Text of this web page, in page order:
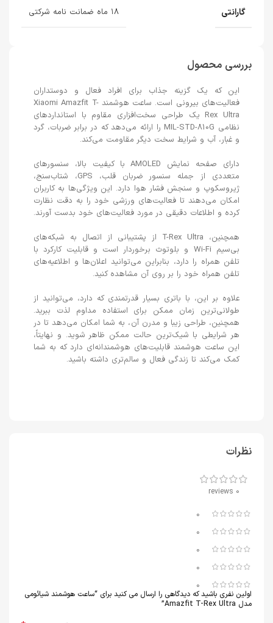
گارانتی ۱۸ ماه ضمانت نامه شرکتی
بررسی محصول
این که یک گزینه جذاب برای افراد فعال و دوستداران
فعالیت‌های بیرونی است. ساعت هوشمند Xiaomi Amazfit T-
Rex Ultra یک طراحی سخت‌افزاری مقاوم با استانداردهای
نظامی MIL-STD-810G را ارائه می‌دهد که در برابر ضربات، گرد
و غبار، آب و شرایط سخت دیگر مقاومت می‌کند.
دارای صفحه نمایش AMOLED با کیفیت بالا، سنسورهای
متعددی از جمله سنسور ضربان قلب، GPS، شتاب‌سنج،
ژیروسکوپ و سنجش فشار هوا دارد. این ویژگی‌ها به کاربران
امکان می‌دهند تا فعالیت‌های ورزشی خود را به دقت نظارت
کرده و اطلاعات دقیقی در مورد فعالیت‌های خود بدست آورند.
همچنین، T-Rex Ultra از پشتیبانی از اتصال به شبکه‌های
بی‌سیم Wi-Fi و بلوتوث برخوردار است و قابلیت کارکرد با
تلفن همراه را دارد، بنابراین می‌توانید اعلان‌ها و اطلاعیه‌های
تلفن همراه خود را بر روی آن مشاهده کنید.
علاوه بر این، با باتری بسیار قدرتمندی که دارد، می‌توانید از
طولانی‌ترین زمان ممکن برای استفاده مداوم لذت ببرید.
همچنین، طراحی زیبا و مدرن آن، به شما امکان می‌دهد تا در
هر شرایطی با شیک‌ترین حالت ممکن ظاهر شوید. و نهایتاً،
این ساعت هوشمند قابلیت‌های هوشمندانه‌ای دارد که به شما
کمک می‌کند تا زندگی فعال و سالم‌تری داشته باشید.
نظرات
0 reviews
0
0
0
0
0
اولین نفری باشید که دیدگاهی را ارسال می کنید برای “ساعت هوشمند شیائومی
مدل Amazfit T-Rex Ultra”